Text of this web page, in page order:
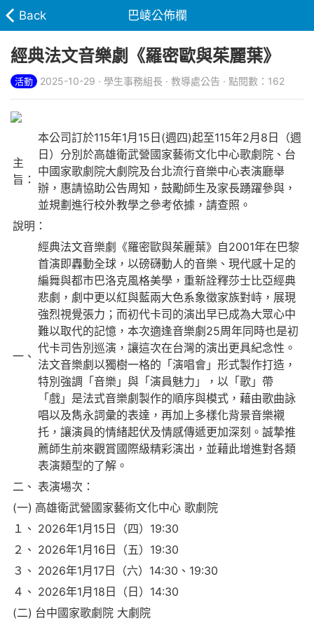
Back 巴崚公佈欄
經典法文音樂劇《羅密歐與茱麗葉》
活動 2025-10-29 · 學生事務組長 · 教導處公告 · 點閱數：162
主
旨：
本公司訂於115年1月15日(週四)起至115年2月8日（週
日）分別於高雄衛武營國家藝術文化中心歌劇院、台
中國家歌劇院大劇院及台北流行音樂中心表演廳舉
辦，惠請協助公告周知，鼓勵師生及家長踴躍參與，
並規劃進行校外教學之參考依據，請查照。
說明：
一、
經典法文音樂劇《羅密歐與茱麗葉》自2001年在巴黎
首演即轟動全球，以磅礴動人的音樂、現代感十足的
編舞與都市巴洛克風格美學，重新詮釋莎士比亞經典
悲劇，劇中更以紅與藍兩大色系象徵家族對峙，展現
強烈視覺張力；而初代卡司的演出早已成為大眾心中
難以取代的記憶，本次適逢音樂劇25周年同時也是初
代卡司告別巡演，讓這次在台灣的演出更具紀念性。
法文音樂劇以獨樹一格的「演唱會」形式製作打造，
特別強調「音樂」與「演員魅力」，以「歌」帶
「戲」是法式音樂劇製作的順序與模式，藉由歌曲詠
唱以及雋永詞彙的表達，再加上多樣化背景音樂襯
托，讓演員的情緒起伏及情感傳遞更加深刻。誠摯推
薦師生前來觀賞國際級精彩演出，並藉此增進對各類
表演類型的了解。
二、 表演場次：
(一) 高雄衛武營國家藝術文化中心 歌劇院
１、 2026年1月15日（四）19:30
２、 2026年1月16日（五）19:30
３、 2026年1月17日（六）14:30、19:30
４、 2026年1月18日（日）14:30
(二) 台中國家歌劇院 大劇院